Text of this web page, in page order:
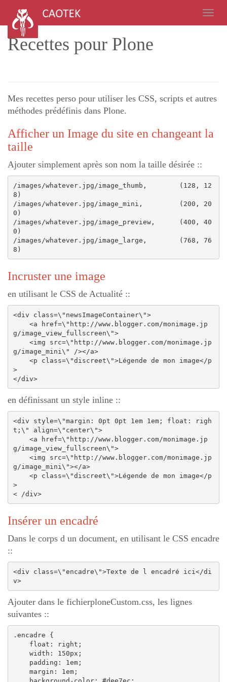
Recettes pour Plone
Mes recettes perso pour utiliser les CSS, scripts et autres
méthodes prédéfinis dans Plone.
Afficher un Image du site en changeant la
taille
Ajouter simplement après son nom la taille désirée ::
/images/whatever.jpg/image_thumb,        (128, 12
8)
/images/whatever.jpg/image_mini,         (200, 20
0)
/images/whatever.jpg/image_preview,      (400, 40
0)
/images/whatever.jpg/image_large,        (768, 76
Incruster une image
en utilisant le CSS de Actualité ::
<div class=\"newsImageContainer\">
g/image_view_fullscreen\">
g/image_mini\" /></a>
>
</div>
en définissant un style inline ::
<div style=\"margin: 0pt 0pt 1em 1em; float: righ
t;\" align=\"center\">
g/image_view_fullscreen\">
g/image_mini\"></a>
>
< /div>
Insérer un encadré
Dans le corps d un document, en utilisant le CSS encadre
::
<div class=\"encadre\">Texte de l encadré ici</di
v>
Ajouter dans le fichierploneCustom.css, les lignes
suivantes ::
.encadre {